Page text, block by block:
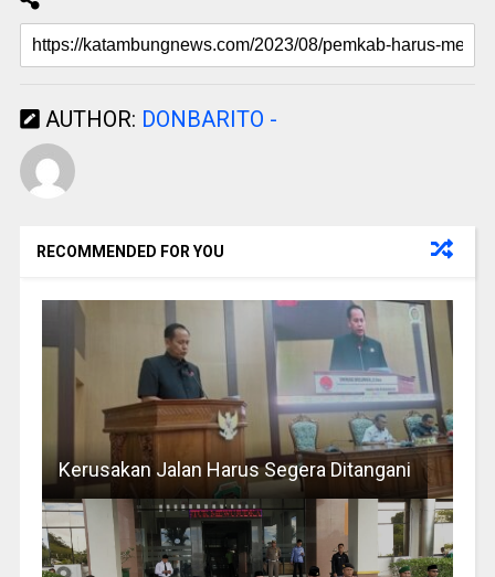
AUTHOR: DONBARITO -
RECOMMENDED FOR YOU
Kerusakan Jalan Harus Segera Ditangani